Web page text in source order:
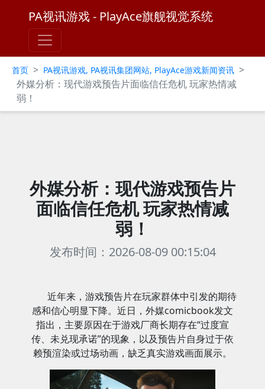
PA视讯游戏 - PlayAce旗舰视觉系统
首页 > PA视讯游戏, PA视讯集团网站, PlayAce游戏新闻资讯 >
外媒分析：现代游戏预告片面临信任危机 玩家热情减
弱！
外媒分析：现代游戏预告片
面临信任危机 玩家热情减
弱！
发布时间：2026-08-09 00:15:04
近年来，游戏预告片在玩家群体中引发的期待
感和信心明显下降。近日，外媒comicbook发文
指出，主要原因在于游戏厂商长期存在“过度宣
传、未兑现承诺”的现象，以及预告片自身过于依
赖预渲染或过场动画，缺乏真实游戏画面展示。